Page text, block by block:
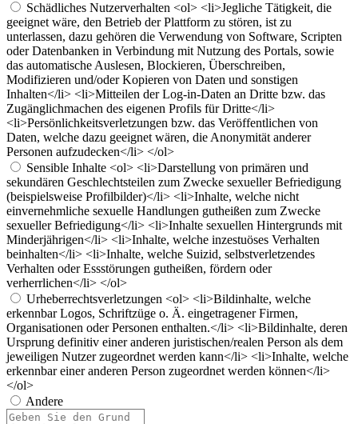
Schädliches Nutzerverhalten <ol> <li>Jegliche Tätigkeit, die
geeignet wäre, den Betrieb der Plattform zu stören, ist zu
unterlassen, dazu gehören die Verwendung von Software, Scripten
oder Datenbanken in Verbindung mit Nutzung des Portals, sowie
das automatische Auslesen, Blockieren, Überschreiben,
Modifizieren und/oder Kopieren von Daten und sonstigen
Inhalten</li> <li>Mitteilen der Log-in-Daten an Dritte bzw. das
Zugänglichmachen des eigenen Profils für Dritte</li>
<li>Persönlichkeitsverletzungen bzw. das Veröffentlichen von
Daten, welche dazu geeignet wären, die Anonymität anderer
Personen aufzudecken</li> </ol>
Sensible Inhalte <ol> <li>Darstellung von primären und
sekundären Geschlechtsteilen zum Zwecke sexueller Befriedigung
(beispielsweise Profilbilder)</li> <li>Inhalte, welche nicht
einvernehmliche sexuelle Handlungen gutheißen zum Zwecke
sexueller Befriedigung</li> <li>Inhalte sexuellen Hintergrunds mit
Minderjährigen</li> <li>Inhalte, welche inzestuöses Verhalten
beinhalten</li> <li>Inhalte, welche Suizid, selbstverletzendes
Verhalten oder Essstörungen gutheißen, fördern oder
verherrlichen</li> </ol>
Urheberrechtsverletzungen <ol> <li>Bildinhalte, welche
erkennbar Logos, Schriftzüge o. Ä. eingetragener Firmen,
Organisationen oder Personen enthalten.</li> <li>Bildinhalte, deren
Ursprung definitiv einer anderen juristischen/realen Person als dem
jeweiligen Nutzer zugeordnet werden kann</li> <li>Inhalte, welche
erkennbar einer anderen Person zugeordnet werden können</li>
</ol>
Andere
Berichtsnotiz